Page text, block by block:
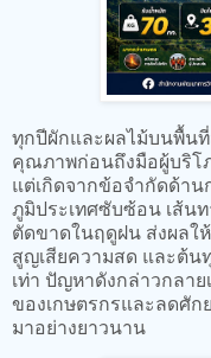
ทุกปีผักและผลไม้บนพื้น
คุณภาพก่อนถึงมือผู้บริโ
แต่เกิดจากข้อจำกัดด้า
ภูมิประเทศซับซ้อน เส้น
ตัดขาดในฤดูฝน ส่งผลใ
สูญเสียความสด และต้น
เท่า ปัญหาดังกล่าวกลา
ของเกษตรกรและลดศั
มาอย่างยาวนาน